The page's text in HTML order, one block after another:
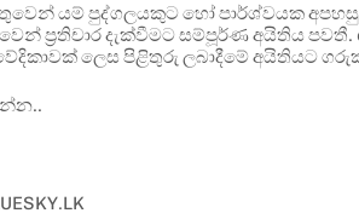
යම් පුද්ගලයකුට හෝ පාර්ශ්වයක
ප්‍රතිචාර දැක්වීමට සම්පූර්ණ අයිතිය
ලෙස පිළිතුරු ලබාදීමේ අයිතියට